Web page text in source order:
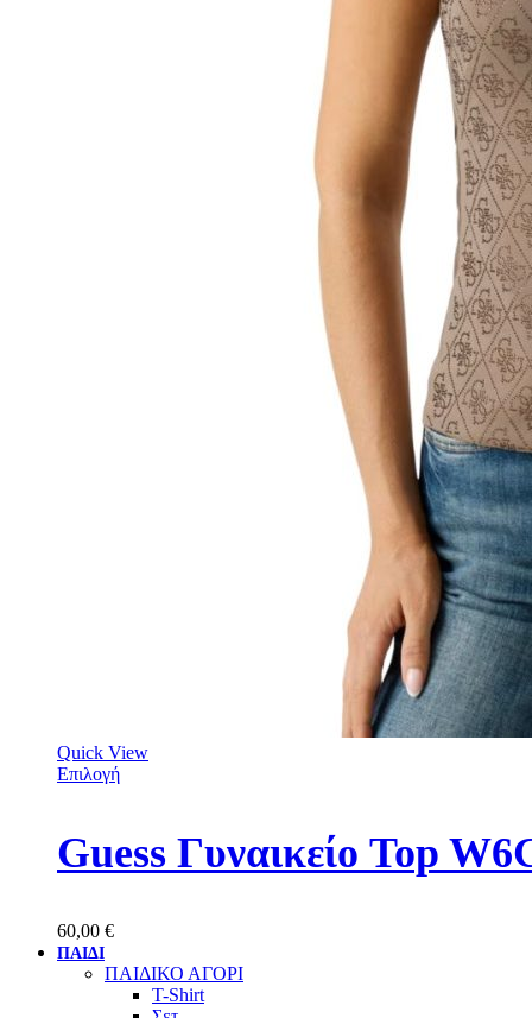
Quick View
Επιλογή
Guess Γυναικείο Top
60,00 €
ΠΑΙΔΙ
ΠΑΙΔΙΚΟ ΑΓΟΡΙ
T-Shirt